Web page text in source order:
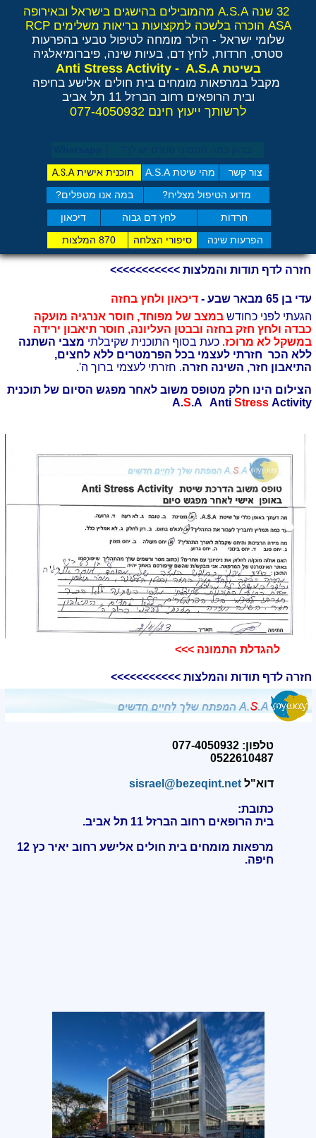
צור קשר מהי שיטת A.S.A תוכנית אישיתA.S.A
חרדות לחץ דם גבוה דיכאון
מדוע הטיפול מצליח? במה אנו מטפלים?
הפרעות שינה סיפורי הצלחה 870 המלצות
32 שנה A.S.A מהמובילים בהישגים בישראל ובאירופה
ASA הוכרה בלשכה למקצועות בריאות משלימים RCP
שלומי ישראל - הילר מומחה לטיפול טבעי בהפרעות
סטרס, חרדות, לחץ דם, בעיות שינה, פיברומיאלגיה
בשיטת Anti Stress Activity - A.S.A
מקבל במרפאות מומחים בית חולים אלישע בחיפה
ובית הרופאים רחוב הברזל 11 תל אביב
לרשותך ייעוץ חינם 077-4050932
עדי בן 65 מבאר שבע -
דיכאון ולחץ בחזה
הגעתי לפני כחודשבמצב של מפוחד, חוסר אנרגיה מועקה
כבדה ולחץ חזק בחזה ובבטן העליונה, חוסר תיאבון ירידה
במשקל לא מרוכז. כעת בסוף התוכנית שקיבלתי מצבי השתנה
ללא הכר חזרתי לעצמי בכל הפרמטרים ללא לחצים,
התיאבון חזר, השינה חזרה. חזרתי לעצמי ברוך ה'.
הצילום הינו חלק מטופס משוב לאחר מפגש הסיום של תוכנית
A.S.A Anti StressActivity
חזרה לדף תודות והמלצות >>>>>>>>>>>
חזרה לדף תודות והמלצות >>>>>>>>>>>
להגדלת התמונה >>>​
טלפון: 077-4050932
0522610487
דוא"לsisrael@bezeqint.net
כתובת:
בית הרופאים רחוב הברזל 11 תל אביב.
מרפאות מומחים בית חולים אלישע רחוב יאיר כץ 12
חיפה.